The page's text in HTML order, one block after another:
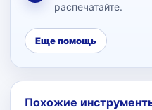
распечатайте.
Еще помощь
Похожие